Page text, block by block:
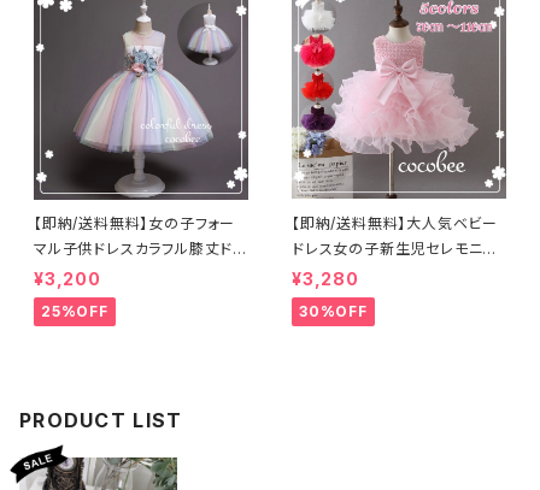
【即納/送料無料】女の子フォー
マル子供ドレスカラフル膝丈ドレ
スお花モチーフふんわりレース
スカードドレス発表会コーデお
誕生日入学式卒業式晴れ舞台
¥3,200
25%OFF
【即納/送料無料】大人気ベビー
ドレス女の子新生児セレモニー
ドレス子供ドレスふわふわチュチ
ュスカートリボン&パール付き ベ
ビードレスバブル層こどもドレス
¥3,280
30%OFF
PRODUCT LIST